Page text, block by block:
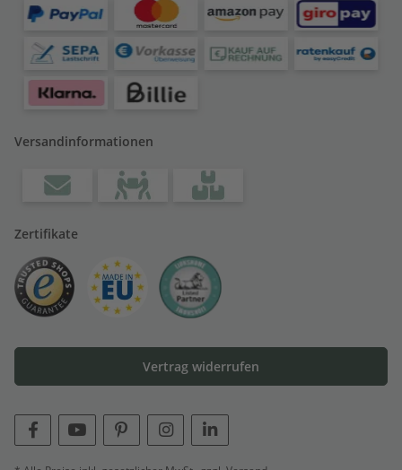
Versandinformationen
Zertifikate
Vertrag widerrufen